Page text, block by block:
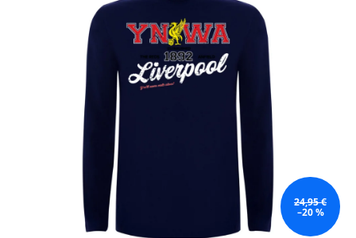
hviezdičiek.
24,95 €
–20 %